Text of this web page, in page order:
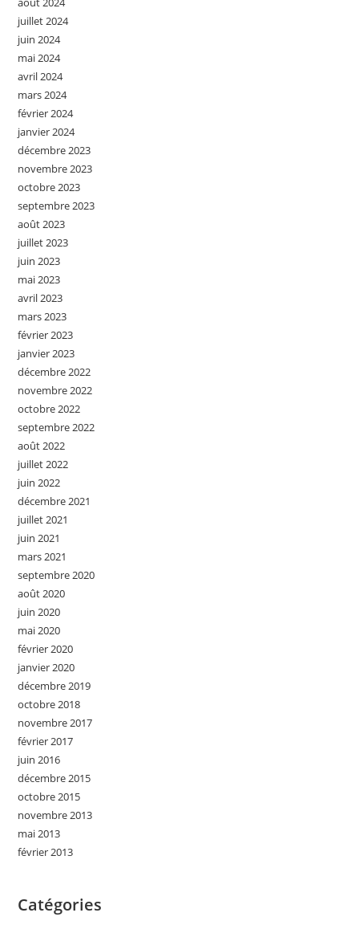
juillet 2024
juin 2024
mai 2024
avril 2024
mars 2024
février 2024
janvier 2024
décembre 2023
novembre 2023
octobre 2023
septembre 2023
août 2023
juillet 2023
juin 2023
mai 2023
avril 2023
mars 2023
février 2023
janvier 2023
décembre 2022
novembre 2022
octobre 2022
septembre 2022
août 2022
juillet 2022
juin 2022
décembre 2021
juillet 2021
juin 2021
mars 2021
septembre 2020
août 2020
juin 2020
mai 2020
février 2020
janvier 2020
décembre 2019
octobre 2018
novembre 2017
février 2017
juin 2016
décembre 2015
octobre 2015
novembre 2013
mai 2013
février 2013
Catégories